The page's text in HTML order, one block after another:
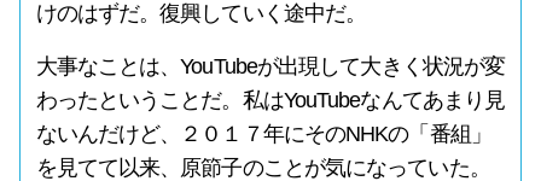
けのはずだ。復興していく途中だ。
大事なことは、YouTubeが出現して大きく状況が変
わったということだ。私はYouTubeなんてあまり見
ないんだけど、２０１７年にそのNHKの「番組」
を見てて以来、原節子のことが気になっていた。